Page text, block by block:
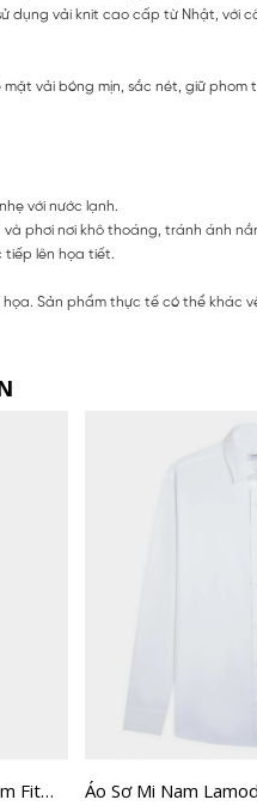
dụng vải knit cao cấp từ Nhật, với
mặt vải bóng mịn, sắc nét, giữ phom
với nước lạnh.
phơi nơi khô thoáng, tránh ánh
tiếp lên họa tiết.
Sản phẩm thực tế có thể khác
Fit
Áo Sơ Mi Nam